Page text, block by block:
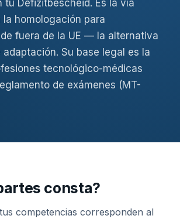
tu Defizitbescheid. Es la vía
la homologación para
fuera de la UE — la alternativa
adaptación. Su base legal es la
tecnológico-médicas
de exámenes (MT-
consta?
competencias corresponden al